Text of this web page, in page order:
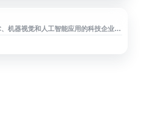
机器视觉和人工智能应用的科技企业，
动控制、沟通辅具等方向。其相关品牌
用于科研、医疗辅助、无障碍沟通、